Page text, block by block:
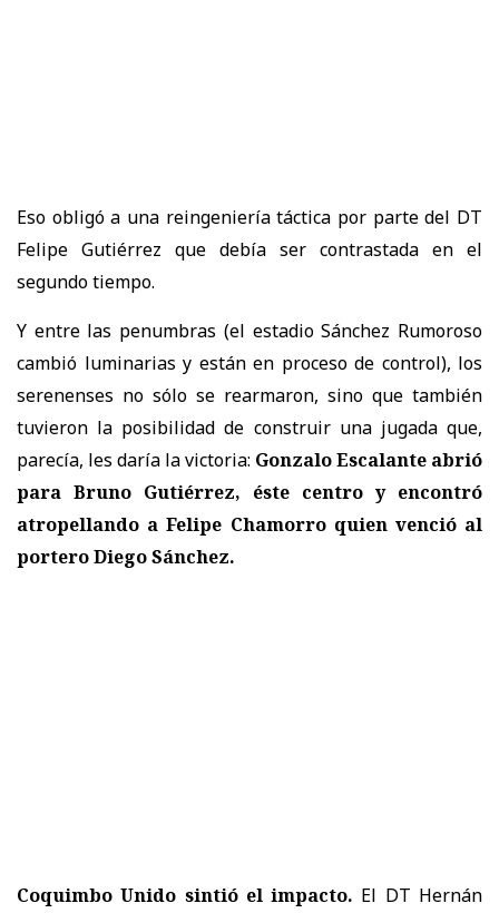
Eso obligó a una reingeniería táctica por parte del DT
Felipe Gutiérrez que debía ser contrastada en el
segundo tiempo.
Y entre las penumbras (el estadio Sánchez Rumoroso
cambió luminarias y están en proceso de control), los
serenenses no sólo se rearmaron, sino que también
tuvieron la posibilidad de construir una jugada que,
parecía, les daría la victoria: Gonzalo Escalante abrió
para Bruno Gutiérrez, éste centro y encontró
atropellando a Felipe Chamorro quien venció al
portero Diego Sánchez.
Coquimbo Unido sintió el impacto. El DT Hernán